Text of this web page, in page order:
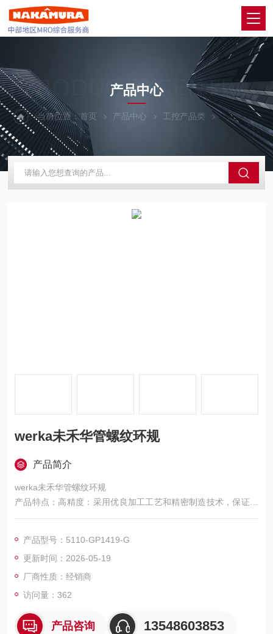
PRODUCTS CENTER
产品中心
当前位置：首页 产品中心 工控产品类 werka未禾华
werka未禾华管螺纹环规
产品简介
werka未禾华管螺纹环规
产品特点：高精度：采用优良加工工艺和精密制造技术，保证尺
寸精度和形状精度，能准确检测管螺纹参数。
度高、耐磨性和耐腐蚀性好，可长期保持精度。
产品型号：5110-GP1419-G
更新时间：2026-05-19
厂商性质：经销商
访问量：362
产品咨询 13548603853